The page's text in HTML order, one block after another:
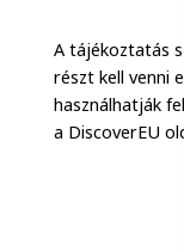
A tájékoztatás
részt kell venni
használhatják
a DiscoverEU